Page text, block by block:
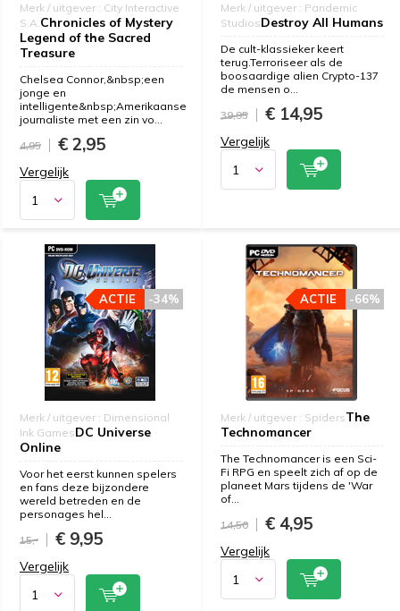
Merk / uitgever : City Interactive
S.A.Chronicles of Mystery
Legend of the Sacred
Treasure
Chelsea Connor,&nbsp;een
jonge en
intelligente&nbsp;Amerikaanse
journaliste met een zin vo...
4,95
€ 2,95
Vergelijk
Merk / uitgever : Pandemic
StudiosDestroy All Humans
De cult-klassieker keert
terug.Terroriseer als de
boosaardige alien Crypto-137
de mensen o...
39,95
€ 14,95
Vergelijk
Merk / uitgever : Dimensional
Ink GamesDC Universe
Online
-34%
ACTIE
Voor het eerst kunnen spelers
en fans deze bijzondere
wereld betreden en de
personages hel...
15,-
€ 9,95
Vergelijk
Merk / uitgever : SpidersThe
Technomancer
-66%
ACTIE
The Technomancer is een Sci-
Fi RPG en speelt zich af op de
planeet Mars tijdens de 'War
of...
14,50
€ 4,95
Vergelijk